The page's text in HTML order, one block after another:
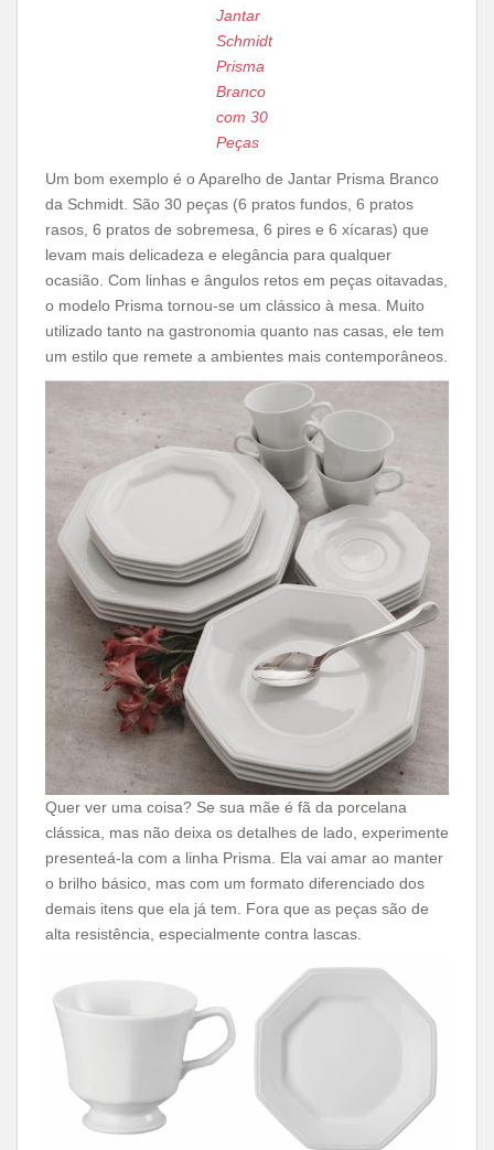
Jantar
Schmidt
Prisma
Branco
com 30
Peças
Um bom exemplo é o Aparelho de Jantar Prisma Branco
da Schmidt. São 30 peças (6 pratos fundos, 6 pratos
rasos, 6 pratos de sobremesa, 6 pires e 6 xícaras) que
levam mais delicadeza e elegância para qualquer
ocasião. Com linhas e ângulos retos em peças oitavadas,
o modelo Prisma tornou-se um clássico à mesa. Muito
utilizado tanto na gastronomia quanto nas casas, ele tem
um estilo que remete a ambientes mais contemporâneos.
Quer ver uma coisa? Se sua mãe é fã da porcelana
clássica, mas não deixa os detalhes de lado, experimente
presenteá-la com a linha Prisma. Ela vai amar ao manter
o brilho básico, mas com um formato diferenciado dos
demais itens que ela já tem. Fora que as peças são de
alta resistência, especialmente contra lascas.